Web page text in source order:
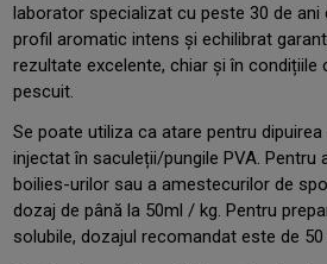
laborator specializat cu peste 30 de ani
profil aromatic intens și echilibrat
rezultate excelente, chiar și în condițiile
pescuit.
Se poate utiliza ca atare pentru
injectat în saculeții/pungile PVA. Pentru
boilies-urilor sau a amestecurilor de
dozaj de până la 50ml / kg. Pentru
solubile, dozajul recomandat este de